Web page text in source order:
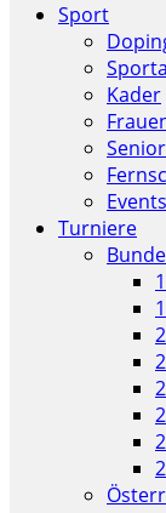
Sport
Kader
Events
Turniere